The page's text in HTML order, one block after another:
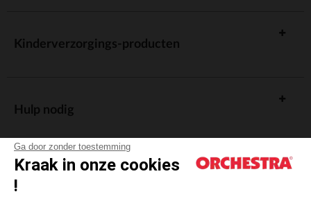
Ga door zonder toestemming
Kraak in onze cookies
!
Kinderverzorgings-producten
Hulp nodig